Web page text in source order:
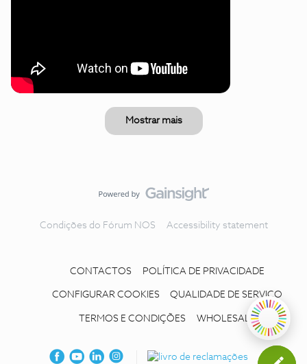
Mostrar mais
Condições do Fórum NOS Accessibility statement
CONTACTOS POLÍTICA DE PRIVACIDADE
CONFIGURAR COOKIES QUALIDADE DE SERVIÇO
TERMOS E CONDIÇÕES WHOLESALE